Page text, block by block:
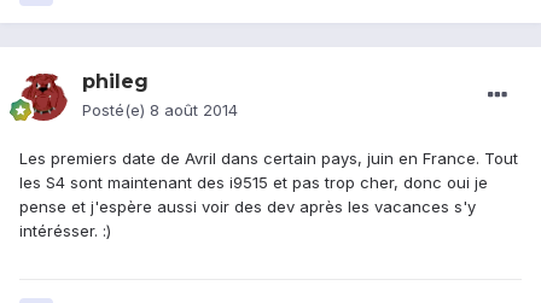
phileg
Posté(e) 8 août 2014
Les premiers date de Avril dans certain pays, juin en France. Tout
les S4 sont maintenant des i9515 et pas trop cher, donc oui je
pense et j'espère aussi voir des dev après les vacances s'y
intérésser. :)